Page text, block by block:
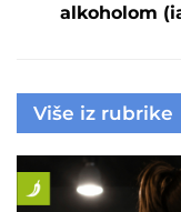
alkoholom
Više iz rubrike